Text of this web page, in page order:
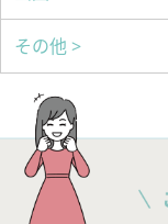
その他 >